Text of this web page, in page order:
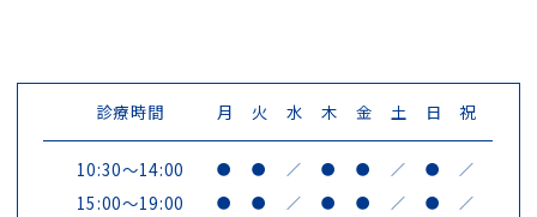
診療時間 月 火 水 木 金 土 日 祝
10:30～14:00 ● ● ／ ● ● ／ ● ／
15:00～19:00 ● ● ／ ● ● ／ ● ／